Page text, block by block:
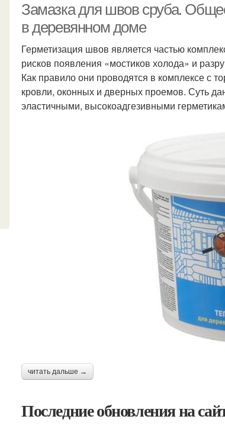
Замазка для швов сруба.
в деревянном доме
Герметизация швов является частью
рисков появления «мостиков холода» и
Как правило они проводятся в комплексе с
кровли, оконных и дверных проемов. Суть
эластичными, высокоадгезивными
читать дальше →
Последние обновления на